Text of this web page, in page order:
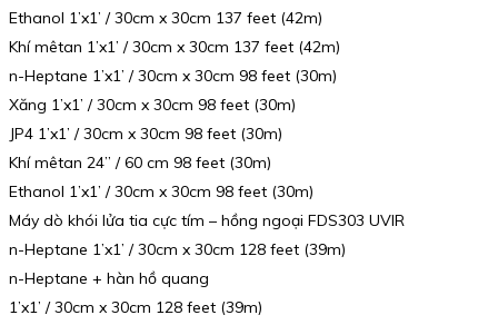
Ethanol 1’x1’ / 30cm x 30cm 137 feet (42m)
Khí mêtan 1’x1’ / 30cm x 30cm 137 feet (42m)
n-Heptane 1’x1’ / 30cm x 30cm 98 feet (30m)
Xăng 1’x1’ / 30cm x 30cm 98 feet (30m)
JP4 1’x1’ / 30cm x 30cm 98 feet (30m)
Khí mêtan 24” / 60 cm 98 feet (30m)
Ethanol 1’x1’ / 30cm x 30cm 98 feet (30m)
Máy dò khói lửa tia cực tím – hồng ngoại FDS303 UVIR
n-Heptane 1’x1’ / 30cm x 30cm 128 feet (39m)
n-Heptane + hàn hồ quang
1’x1’ / 30cm x 30cm 128 feet (39m)